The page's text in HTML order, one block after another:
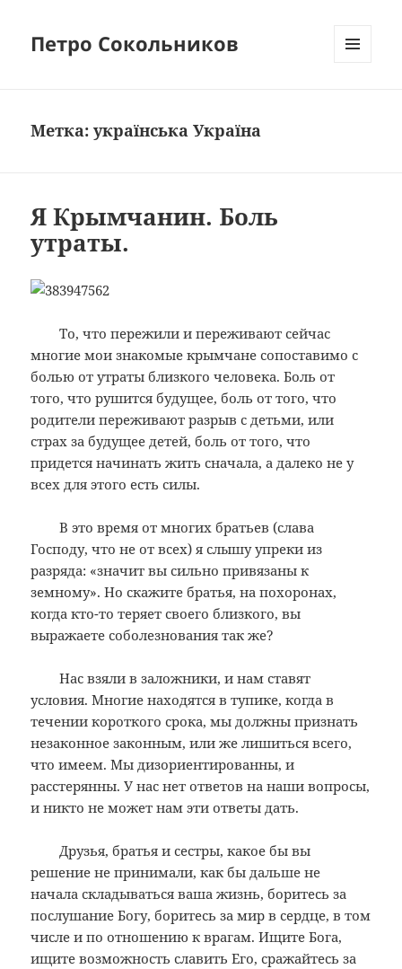
Петро Сокольников
Метка:українська Україна
Я Крымчанин. Боль
утраты.
То, что пережили и переживают сейчас
многие мои знакомые крымчане сопоставимо с
болью от утраты близкого человека. Боль от
того, что рушится будущее, боль от того, что
родители переживают разрыв с детьми, или
страх за будущее детей, боль от того, что
придется начинать жить сначала, а далеко не у
всех для этого есть силы.
В это время от многих братьев (слава
Господу, что не от всех) я слышу упреки из
разряда: «значит вы сильно привязаны к
земному». Но скажите братья, на похоронах,
когда кто-то теряет своего близкого, вы
выражаете соболезнования так же?
Нас взяли в заложники, и нам ставят
условия. Многие находятся в тупике, когда в
течении короткого срока, мы должны признать
незаконное законным, или же лишиться всего,
что имеем. Мы дизориентированны, и
расстерянны. У нас нет ответов на наши вопросы,
и никто не может нам эти ответы дать.
Друзья, братья и сестры, какое бы вы
решение не принимали, как бы дальше не
начала складываться ваша жизнь, боритесь за
послушание Богу, боритесь за мир в сердце, в том
числе и по отношению к врагам. Ищите Бога,
ищите возможность славить Его, сражайтесь за